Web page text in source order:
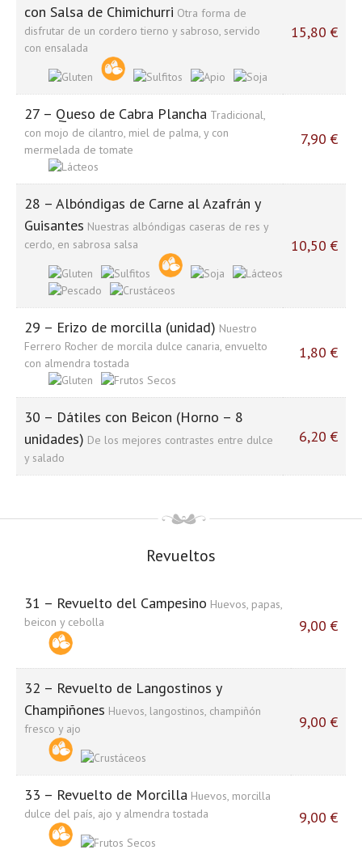
con Salsa de Chimichurri Otra forma de
disfrutar de un cordero tierno y sabroso, servido
con ensalada
15,80 €
27 – Queso de Cabra Plancha Tradicional,
con mojo de cilantro, miel de palma, y con
mermelada de tomate
7,90 €
28 – Albóndigas de Carne al Azafrán y
Guisantes Nuestras albóndigas caseras de res y
cerdo, en sabrosa salsa
10,50 €
29 – Erizo de morcilla (unidad) Nuestro
Ferrero Rocher de morcila dulce canaria, envuelto
con almendra tostada
1,80 €
30 – Dátiles con Beicon (Horno – 8
unidades) De los mejores contrastes entre dulce
y salado
6,20 €
Revueltos
31 – Revuelto del Campesino Huevos, papas,
beicon y cebolla
9,00 €
32 – Revuelto de Langostinos y
Champiñones Huevos, langostinos, champiñón
fresco y ajo
9,00 €
33 – Revuelto de Morcilla Huevos, morcilla
dulce del país, ajo y almendra tostada
9,00 €